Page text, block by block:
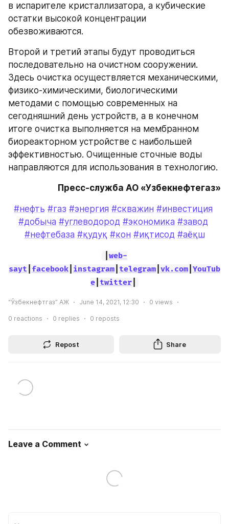
в испарителе кристаллизатора, а кубические
остатки высокой концентрации
обезвоживаются.
Второй и третий этапы будут проводиться
последовательно на очистном сооружении.
Здесь очистка осуществляется механическими,
физико-химическими, биологическими
методами с помощью современных на
сегодняшний день устройств, а в конечном
итоге очистка выполняется на мембранном
биореакторном устройстве с наибольшей
эффективностью. Очищенные сточные воды
направляются для использования в технологию.
Пресс-служба АО «Узбекнефтегаз»
#нефть #газ #энергия #скважин #инвестиция
#добыча #углеводород #экономика #завод
#нефтебаза #қудуқ #кон #иқтисод #аёқш
web-
sayt facebook instagram telegram vk.com YouTub
e| twitter|
“Ўзбекнефтгаз” АЖ June 14, 2021, 12:30 0 views
0 reactions 0 replies 0 reposts
Repost Share
Leave a Comment